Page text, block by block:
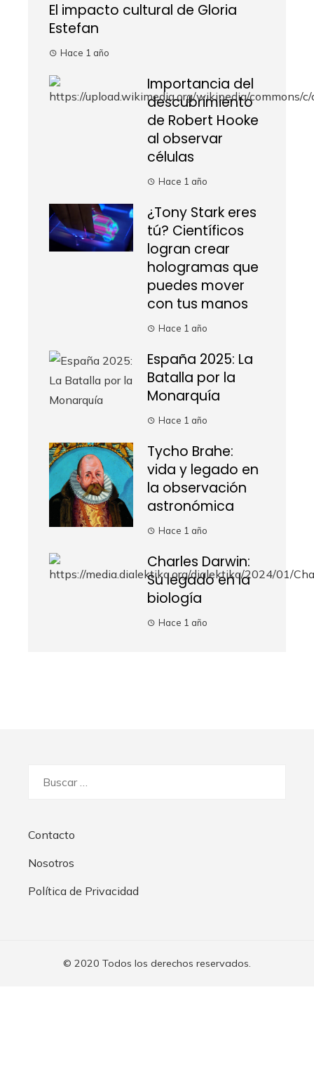
El impacto cultural de Gloria
Estefan
Hace 1 año
Importancia del
descubrimiento
de Robert Hooke
al observar
células
Hace 1 año
¿Tony Stark eres
tú? Científicos
logran crear
hologramas que
puedes mover
con tus manos
Hace 1 año
España 2025: La
Batalla por la
Monarquía
Hace 1 año
Tycho Brahe:
vida y legado en
la observación
astronómica
Hace 1 año
Charles Darwin:
Su legado en la
biología
Hace 1 año
Contacto
Nosotros
Política de Privacidad
© 2020 Todos los derechos reservados.